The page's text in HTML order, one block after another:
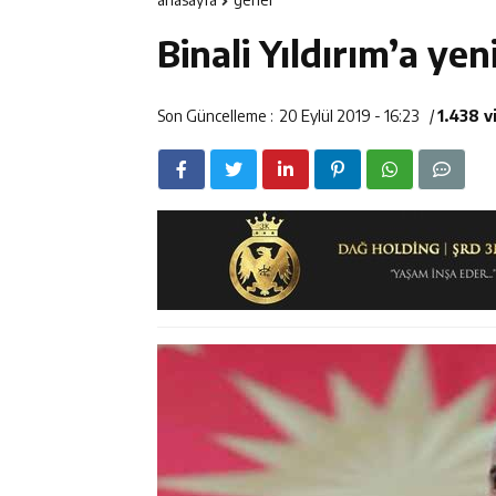
ETSO
12:14 Erzincan’da
12:13 Erzincan Erkek
17:03 Erzincan
Binali Yıldırım’a
Son Güncelleme : 20 Eylül 2019 - 16:23 /1.438